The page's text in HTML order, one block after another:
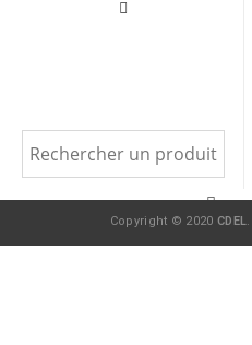
Copyright © 2020 CDEL